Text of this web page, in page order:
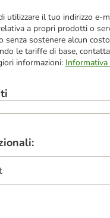
utilizzare il tuo indirizzo e-
a propri prodotti o
senza sostenere alcun
le tariffe di base,
informazioni: Informativa